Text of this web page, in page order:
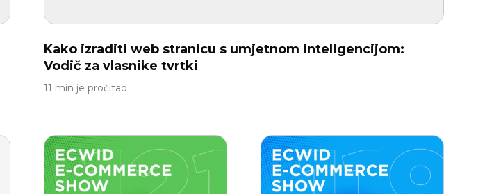
Kako izraditi web stranicu s umjetnom inteligencijom:
Vodič za vlasnike tvrtki
11 min je pročitao